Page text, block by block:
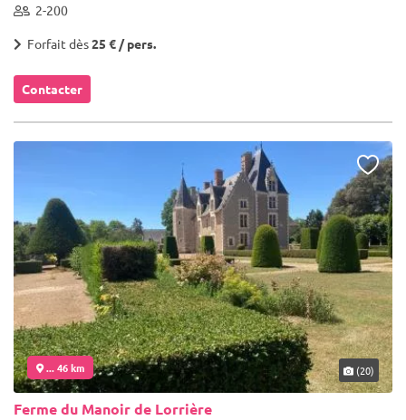
2-200
Forfait dès25 € / pers.
Contacter
... 46 km (20)
Ferme du Manoir de Lorrière